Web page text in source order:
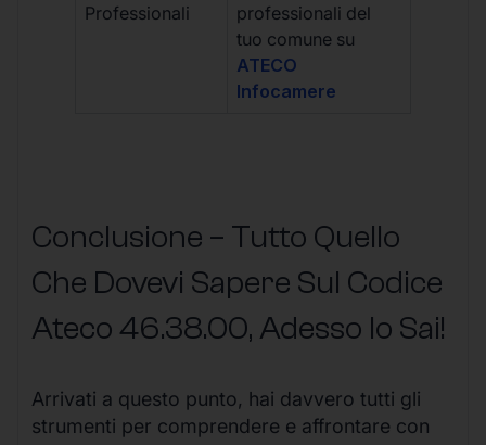
Professionali
professionali del
tuo comune su
ATECO
Infocamere
Conclusione – Tutto Quello
Che Dovevi Sapere Sul Codice
Ateco 46.38.00, Adesso lo Sai!
Arrivati a questo punto, hai davvero tutti gli
strumenti per comprendere e affrontare con